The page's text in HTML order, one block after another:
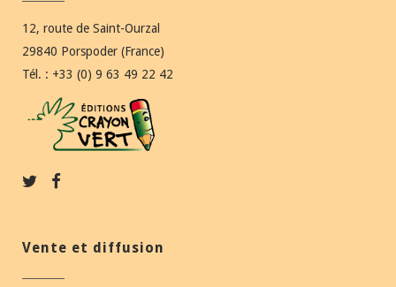
12, route de Saint-Ourzal
29840 Porspoder (France)
Tél. : +33 (0) 9 63 49 22 42
Vente et diffusion